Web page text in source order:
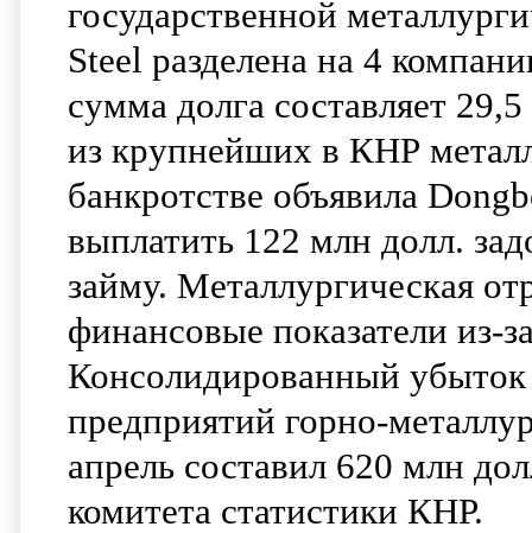
государственной
Steel разделена на 4
сумма долга составляет
из крупнейших в КНР
банкротстве объявила
выплатить 122 млн долл.
займу. Металлургическая
финансовые показатели из-
Консолидированный убыток
предприятий горно-
апрель составил 620 млн
комитета статистики КНР.